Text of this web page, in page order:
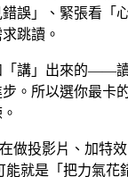
誤」、緊張看「
跳讀。
「講」出來的——
。所以選你最卡
做投影片、加特
能就是「把力氣